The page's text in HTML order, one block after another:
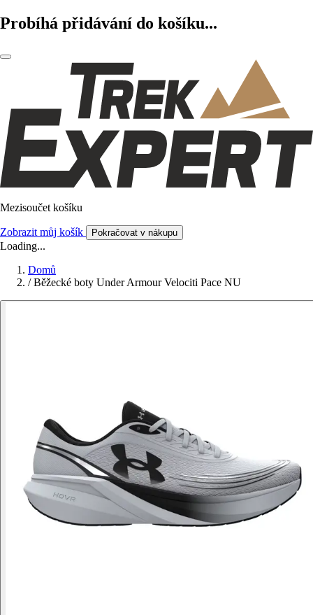
Probíhá přidávání do košíku...
Mezisoučet košíku
Zobrazit můj košík Pokračovat v nákupu
Loading...
Domů
/ Běžecké boty Under Armour Velociti Pace NU